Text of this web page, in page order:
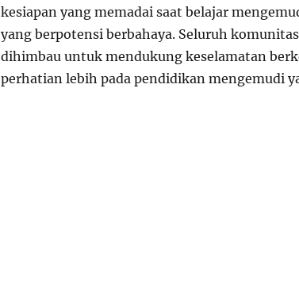
kesiapan yang memadai saat belajar
yang berpotensi berbahaya. Seluruh
dihimbau untuk mendukung keselamatan
perhatian lebih pada pendidikan mengemudi